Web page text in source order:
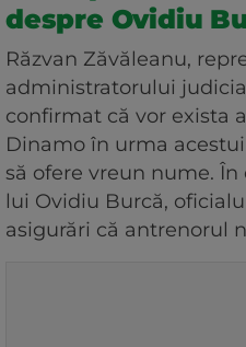
despre Ovidiu
Răzvan Zăvăleanu,
administratorului
confirmat că vor exista
Dinamo în urma
să ofere vreun nume.
lui Ovidiu Burcă,
asigurări că antrenorul